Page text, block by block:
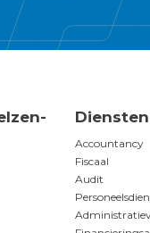
Diensten
Accountancy
Fiscaal
Audit